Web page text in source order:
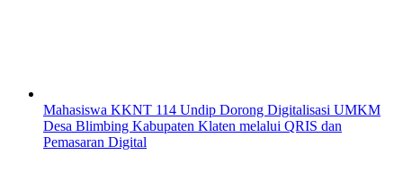
Mahasiswa KKNT 114 Undip Dorong Digitalisasi UMKM
Desa Blimbing Kabupaten Klaten melalui QRIS dan
Pemasaran Digital